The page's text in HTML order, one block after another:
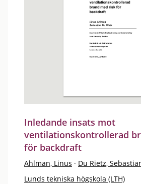
Inledande insats mot
ventilationskontrollerad
för backdraft
Ahlman, Linus · Du Rietz,
Lunds tekniska högskola (LTH)